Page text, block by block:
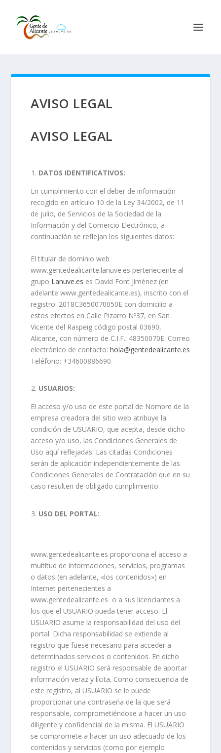
AVISO LEGAL
AVISO LEGAL
DATOS IDENTIFICATIVOS:
En cumplimiento con el deber de información
recogido en artículo 10 de la Ley 34/2002, de 11
de julio, de Servicios de la Sociedad de la
Información y del Comercio Electrónico, a
continuación se reflejan los siguientes datos:
El titular de dominio web
www.gentedealicante.lanuve.es perteneciente al
grupo Lanuve.es es David Font Jiménez (en
adelante www.gentedealicante.es), inscrito con el
registro: 2018C3650070050E con domicilio a
estos efectos en Calle Pizarro Nº37, en San
Vicente del Raspeig código postal 03690,
Alicante, con número de C.I.F.: 48350070E. Correo
electrónico de contacto:hola@gentedealicante.es
Teléfono: +34600886690
USUARIOS:
El acceso y/o uso de este portal de Nombre de la
empresa creadora del sitio web atribuye la
condición de USUARIO, que acepta, desde dicho
acceso y/o uso, las Condiciones Generales de
Uso aquí reflejadas. Las citadas Condiciones
serán de aplicación independientemente de las
Condiciones Generales de Contratación que en su
caso resulten de obligado cumplimiento.
USO DEL PORTAL:
www.gentedealicante.es proporciona el acceso a
multitud de informaciones, servicios, programas
o datos (en adelante, «los contenidos») en
Internet pertenecientes a
www.gentedealicante.es o a sus licenciantes a
los que el USUARIO pueda tener acceso. El
USUARIO asume la responsabilidad del uso del
portal. Dicha responsabilidad se extiende al
registro que fuese necesario para acceder a
determinados servicios o contenidos. En dicho
registro el USUARIO será responsable de aportar
información veraz y lícita. Como consecuencia de
este registro, al USUARIO se le puede
proporcionar una contraseña de la que será
responsable, comprometiéndose a hacer un uso
diligente y confidencial de la misma. El USUARIO
se compromete a hacer un uso adecuado de los
contenidos y servicios (como por ejemplo